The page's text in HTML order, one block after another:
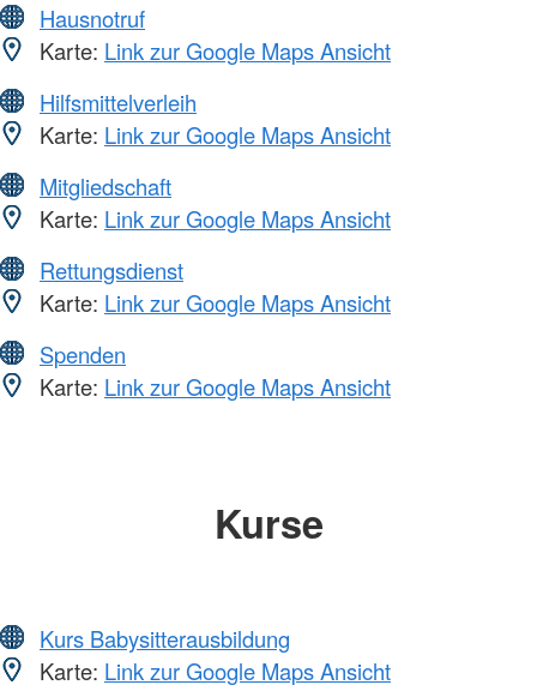
Hausnotruf
Karte: Link zur Google Maps Ansicht
Hilfsmittelverleih
Karte: Link zur Google Maps Ansicht
Mitgliedschaft
Karte: Link zur Google Maps Ansicht
Rettungsdienst
Karte: Link zur Google Maps Ansicht
Spenden
Karte: Link zur Google Maps Ansicht
Kurse
Kurs Babysitterausbildung
Karte: Link zur Google Maps Ansicht